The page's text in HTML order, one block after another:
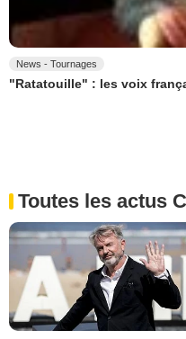
News - Tournages
"Ratatouille" : les voix
Toutes les actus